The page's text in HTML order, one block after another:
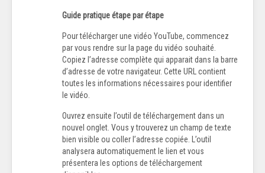
Guide pratique étape par étape
Pour télécharger une vidéo YouTube, commencez
par vous rendre sur la page du vidéo souhaité.
Copiez l’adresse complète qui apparait dans la barre
d’adresse de votre navigateur. Cette URL contient
toutes les informations nécessaires pour identifier
le vidéo.
Ouvrez ensuite l’outil de téléchargement dans un
nouvel onglet. Vous y trouverez un champ de texte
bien visible ou coller l’adresse copiée. L’outil
analysera automatiquement le lien et vous
présentera les options de téléchargement